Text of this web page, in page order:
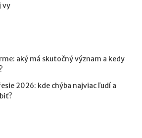
vy
aký má skutočný význam a kedy
2026: kde chýba najviac ľudí a